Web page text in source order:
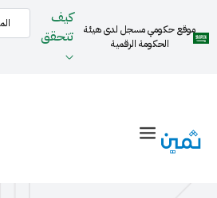
موقع حكومي مسجل لدى هيئة
الحكومة الرقمية
كيف
تتحقق